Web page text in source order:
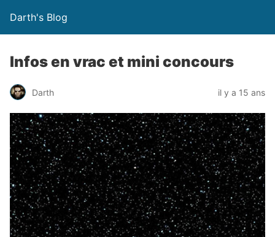
Darth's Blog
Infos en vrac et mini concours
Darth il y a 15 ans